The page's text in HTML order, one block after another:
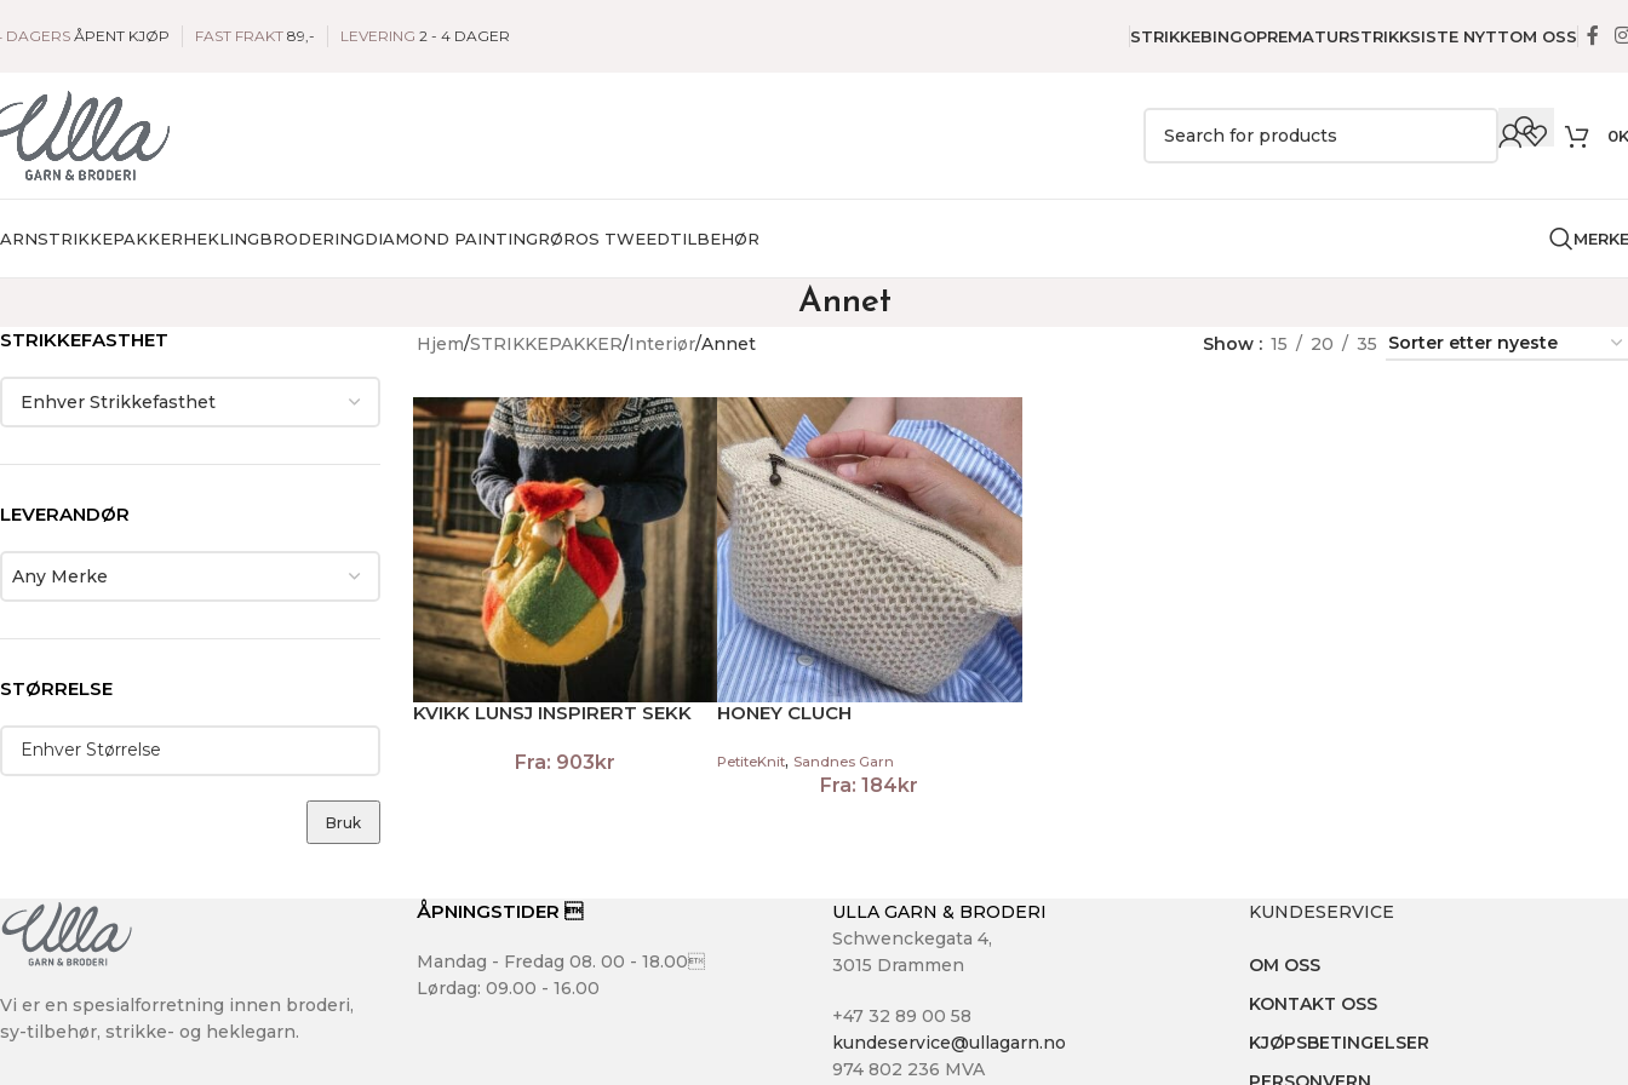
DAGERS ÅPENT KJØP FAST FRAKT 89,- LEVERING 2 - 4 DAGER STRIKKEBINGOPREMATURSTRIKKSISTE NYTTOM OSS
0
STRIKKEPAKKERHEKLINGBRODERINGDIAMOND PAINTINGRØROS TWEEDTILBEHØR
Annet
STRIKKEFASTHET
LEVERANDØR
Any Merke
STØRRELSE
Bruk
Hjem STRIKKEPAKKER Interiør Annet Show 15 20 35
KVIKK LUNSJ INSPIRERT SEKK
Fra: 903 kr
HONEY CLUCH
PetiteKnit, Sandnes Garn
Fra:184 kr
Vi er en spesialforretning innen broderi,
sy-tilbehør, strikke- og heklegarn.
ÅPNINGSTIDER 
Mandag - Fredag 08. 00 - 18.00
Lørdag: 09.00 - 16.00
ULLA GARN & BRODERI
Schwenckegata 4,
3015 Drammen
+47 32 89 00 58
kundeservice@ullagarn.no
974 802 236 MVA
KUNDESERVICE
OM OSS
KONTAKT OSS
KJØPSBETINGELSER